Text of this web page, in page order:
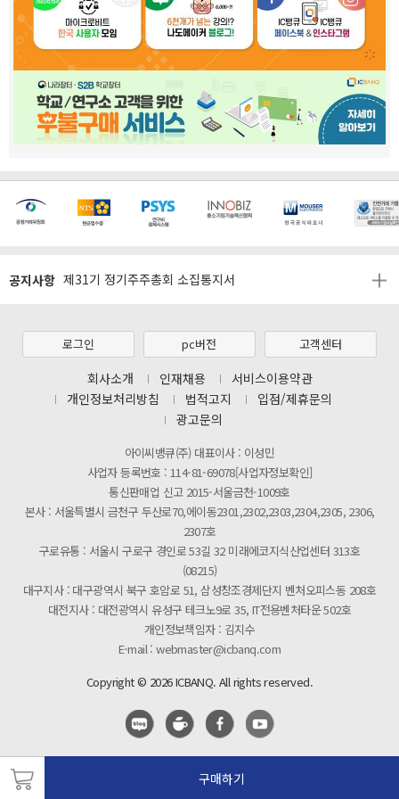
구매하기
공지사항
[마일리지 적립 및 사용 정책 개편 안내]
제31기 정기주주총회 소집통지서
[2026년 8월 신용카드 무이자 행사 안내]
제31기 정기주주총회 소집통지서
[마일리지 적립 및 사용 정책 개편 안내]
로그인 pc버전 고객센터
회사소개 인재채용
서비스이용약관
개인정보처리방침
법적고지
입점/제휴문의
광고문의
아이씨뱅큐(주) 대표이사 : 이성민
사업자 등록번호 : 114-81-69078[사업자정보확인]
통신판매업 신고 2015-서울금천-1009호
본사 : 서울특별시 금천구 두산로70,에이동2301,2302,2303,2304,2305, 2306,
2307호
구로유통 : 서울시 구로구 경인로 53길 32 미래에코지식산업센터 313호
(08215)
대구지사 : 대구광역시 북구 호암로 51, 삼성창조경제단지 벤처오피스동 208호
대전지사 : 대전광역시 유성구 테크노9로 35, IT전용벤처타운 502호
개인정보책임자 : 김지수
E-mail : webmaster@icbanq.com
Copyright © 2026 ICBANQ. All rights reserved.